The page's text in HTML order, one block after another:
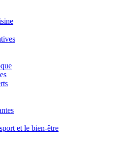
et le bien-être